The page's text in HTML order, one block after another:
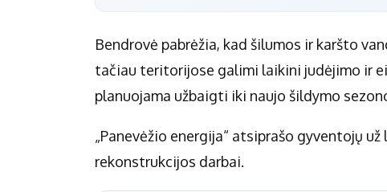
Bendrovė pabrėžia, kad šilumos ir karšto
tačiau teritorijose galimi laikini judėjimo ir
planuojama užbaigti iki naujo šildymo
„Panevėžio energija“ atsiprašo gyventojų
rekonstrukcijos darbai.